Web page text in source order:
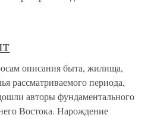
описания быта, жилища,
рассматриваемого периода,
авторы фундаментального
Востока. Нарождение